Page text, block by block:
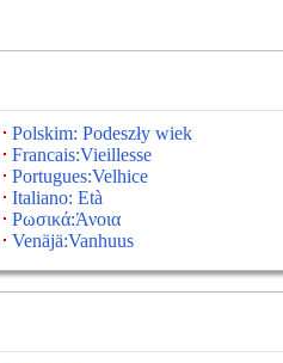
Polskim: Podeszły wiek
Francais:Vieillesse
Portugues:Velhice
Italiano: Età
Ρωσικά:Άνοια
Venäjä:Vanhuus